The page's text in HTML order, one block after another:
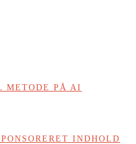
METODE PÅ AI
INDHOLD